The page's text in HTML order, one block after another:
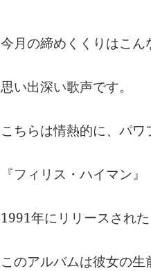
今月の締めくくりはこん
思い出深い歌声です。
こちらは情熱的に、パワ
『フィリス・ハイマン』
1991年にリリースされ
このアルバムは彼女の生